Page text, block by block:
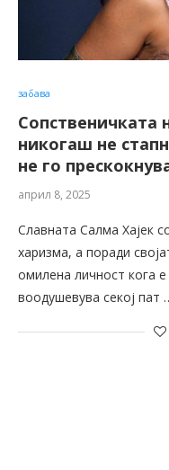
забава
Сопственичката
никогаш не
не го
април 8, 2025
Славната Салма Хајек
харизма, а поради
омилена личност кога
воодушевува секој пат